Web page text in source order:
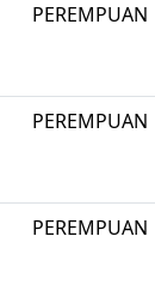
PEREMPUAN
PEREMPUAN
PEREMPUAN